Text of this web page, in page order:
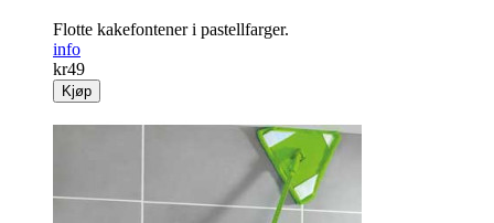
Flotte kakefontener i pastellfarger.
info
kr49
Kjøp